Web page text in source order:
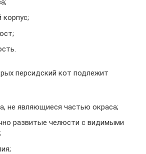
корпус;
персидский кот подлежит
не являющиеся частью окраса;
развитые челюсти с видимыми